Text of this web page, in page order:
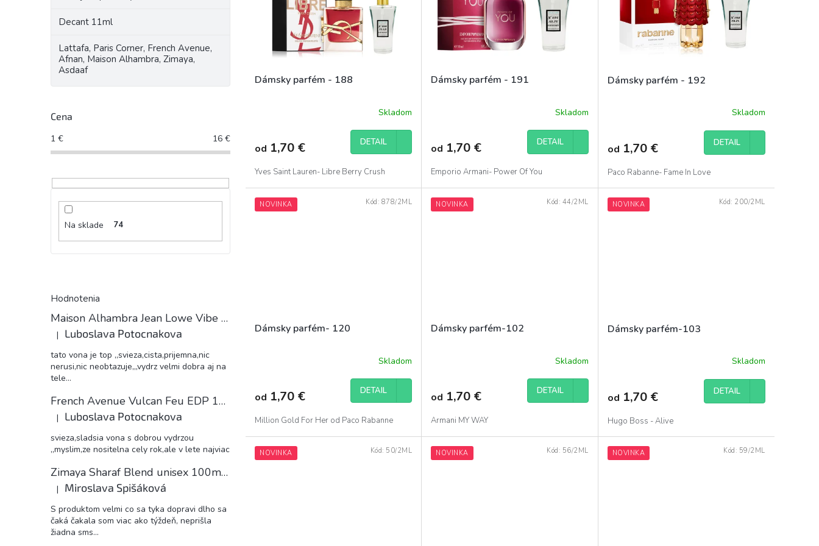
Decant 11ml
Lattafa, Paris Corner, French Avenue,
Afnan, Maison Alhambra, Zimaya,
Asdaaf
Cena
1 € 16 €
Na sklade 74
Hodnotenia
Maison Alhambra Jean Lowe Vibe unisex 11ml EDP decant
Hodnotenie produktu je 5 z 5 hviezdičiek.
| Luboslava Potocnakova
tato vona je top ,,svieza,cista,prijemna,nic
nerusi,nic neobtazuje,,,vydrz velmi dobra aj na
tele...
French Avenue Vulcan Feu EDP 11ml decant
Hodnotenie produktu je 5 z 5 hviezdičiek.
| Luboslava Potocnakova
svieza,sladsia vona s dobrou vydrzou
,,myslim,ze nositelna cely rok,ale v lete najviac
Zimaya Sharaf Blend unisex 100ml EDP
Hodnotenie produktu je 5 z 5 hviezdičiek.
| Miroslava Spišáková
S produktom velmi co sa tyka dopravi dlho sa
čaká čakala som viac ako týždeň, neprišla
žiadna sms...
o
kDámsky parfém - 188
Skladom
od 1,70 € DETAIL
Yves Saint Lauren- Libre Berry Crush
Dámsky parfém - 191
Skladom
od 1,70 € DETAIL
Emporio Armani- Power Of You
Dámsky parfém - 192
Skladom
od 1,70 € DETAIL
Paco Rabanne- Fame In Love
NOVINKA
Dámsky parfém- 120
Skladom
od 1,70 € DETAIL
Million Gold For Her od Paco Rabanne
Kód: 878/2ML NOVINKA
Dámsky parfém-102
je
z
hviezdičiek.
Skladom
od 1,70 € DETAIL
Armani MY WAY
Kód: 44/2ML NOVINKA
Dámsky parfém-103
je
z
hviezdičiek.
Skladom
od 1,70 € DETAIL
Hugo Boss - Alive
Kód: 200/2ML
NOVINKA Kód: 50/2ML NOVINKA Kód: 56/2ML NOVINKA Kód: 59/2ML